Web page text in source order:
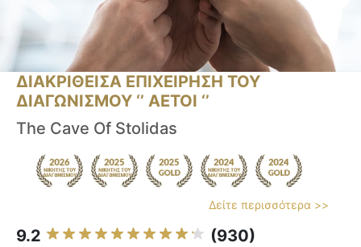
ΔΙΑΚΡΙΘΕΙΣΑ ΕΠΙΧΕΙΡΗΣΗ ΤΟΥ
ΔΙΑΓΩΝΙΣΜΟΥ ‘’ ΑΕΤΟΙ ‘’
The Cave Of Stolidas
Δείτε περισσότερα >>
9.2 (930)